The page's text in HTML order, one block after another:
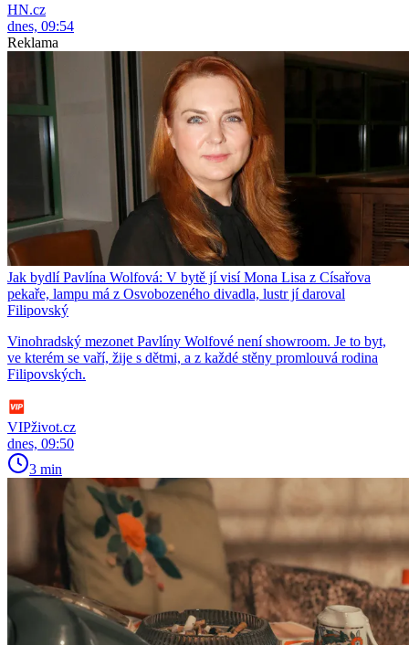
HN.cz
dnes, 09:54
Reklama
Jak bydlí Pavlína Wolfová: V bytě jí visí Mona Lisa z Císařova
pekaře, lampu má z Osvobozeného divadla, lustr jí daroval
Filipovský
Vinohradský mezonet Pavlíny Wolfové není showroom. Je to byt,
ve kterém se vaří, žije s dětmi, a z každé stěny promlouvá rodina
Filipovských.
VIPživot.cz
dnes, 09:50
3 min